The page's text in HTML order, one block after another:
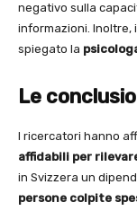
negativo sulla
informazioni. Inoltre,
spiegato la
Le
I ricercatori hanno
affidabili per
in Svizzera un
persone colpite